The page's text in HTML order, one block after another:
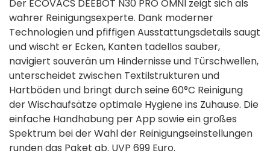
Der ECOVACS DEEBOT N30 PRO OMNI zeigt sich als
wahrer Reinigungsexperte. Dank moderner
Technologien und pfiffigen Ausstattungsdetails saugt
und wischt er Ecken, Kanten tadellos sauber,
navigiert souverän um Hindernisse und Türschwellen,
unterscheidet zwischen Textilstrukturen und
Hartböden und bringt durch seine 60°C Reinigung
der Wischaufsätze optimale Hygiene ins Zuhause. Die
einfache Handhabung per App sowie ein großes
Spektrum bei der Wahl der Reinigungseinstellungen
runden das Paket ab. UVP 699 Euro.